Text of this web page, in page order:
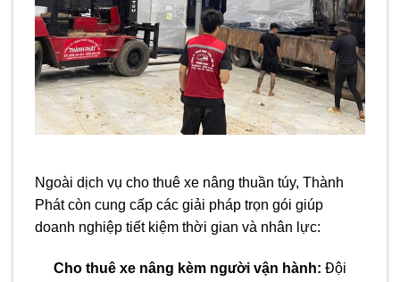
Ngoài dịch vụ cho thuê xe nâng thuần túy, Thành
Phát còn cung cấp các giải pháp trọn gói giúp
doanh nghiệp tiết kiệm thời gian và nhân lực:
Cho thuê xe nâng kèm người vận hành: Đội